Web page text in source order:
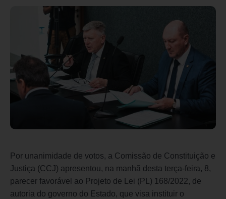
Por unanimidade de votos, a Comissão de Constituição e
Justiça (CCJ) apresentou, na manhã desta terça-feira, 8,
parecer favorável ao Projeto de Lei (PL) 168/2022, de
autoria do governo do Estado, que visa instituir o